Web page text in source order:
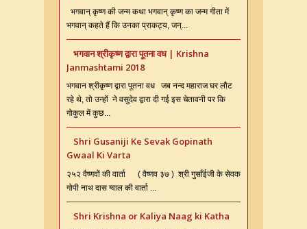
भगवान् कृष्ण की जन्म कथा भगवान् कृष्ण का जन्म गीता में
भगवान् कहते हैं कि उनका प्राकट्य, जन्...
भगवान श्रीकृष्ण द्वारा पूतना वध | Krishna
Janmashtami 2018
भगवान श्रीकृष्ण द्वारा पूतना वध जब नन्द महाराज घर लौट
रहे थे, तो उन्हों ने वसुदेव द्वारा दी गई इस चेतावनी पर कि
गोकुल में कुछ...
Shri Gusaniji Ke Sevak Gopinath
Gwaal Ki Varta
२५२ वैष्णवों की वार्ता ( वैष्णव ३७ ) श्री गुसाँईजी के सेवक
गोपी नाथ दास ग्वाल की वार्ता ...
Shri Krishna or Kaliya Naag ki Katha